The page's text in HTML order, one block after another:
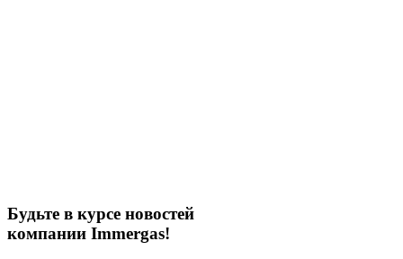
Будьте в курсе новостей
компании Immergas!